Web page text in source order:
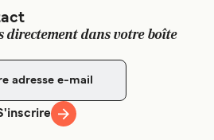
directement dans votre boîte